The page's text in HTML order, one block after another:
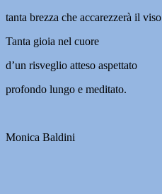
tanta brezza che accarezzerà il viso
Tanta gioia nel cuore
d’un risveglio atteso aspettato
profondo lungo e meditato.
Monica Baldini